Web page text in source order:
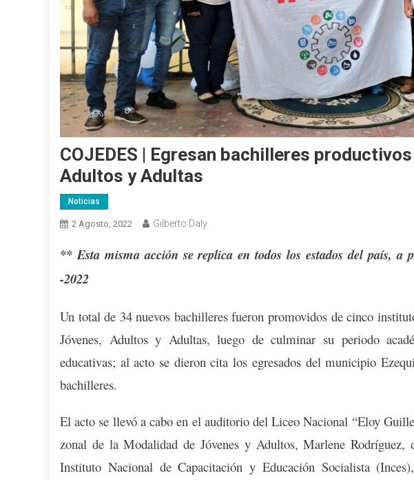
COJEDES | Egresan bachilleres
Adultos y Adultas
Noticias
2 Agosto, 2022 Gilberto Daly
** Esta misma acción se replica en todos los estados del país, a
-2022
Un total de 34 nuevos bachilleres fueron promovidos de cinco
Jóvenes, Adultos y Adultas, luego de culminar su periodo
educativas; al acto se dieron cita los egresados del municipio
bachilleres.
El acto se llevó a cabo en el auditorio del Liceo Nacional “Eloy
zonal de la Modalidad de Jóvenes y Adultos, Marlene Rodríguez,
Instituto Nacional de Capacitación y Educación Socialista